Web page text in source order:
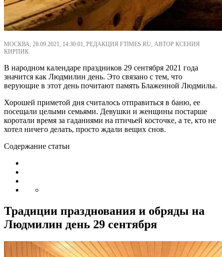
МОСКВА, 28.09.2021, 14:30:01, РЕДАКЦИЯ FTIMES.RU, АВТОР КСЕНИЯ
КИРПИК.
В народном календаре праздников 29 сентября 2021 года
значится как Людмилин день. Это связано с тем, что
верующие в этот день почитают память Блаженной Людмилы.
Хорошей приметой дня считалось отправиться в баню, ее
посещали целыми семьями. Девушки и женщины постарше
коротали время за гаданиями на птичьей косточке, а те, кто не
хотел ничего делать, просто ждали вещих снов.
Содержание статьи
Традиции празднования и обряды на
Людмилин день 29 сентября